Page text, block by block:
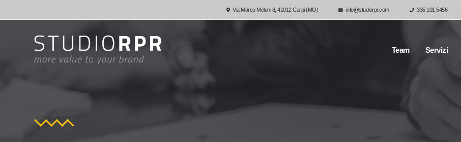
Via Marco Meloni 8, 41012 Carpi (MO) info@studiorpr.com 335 101 5456
Team Servizi